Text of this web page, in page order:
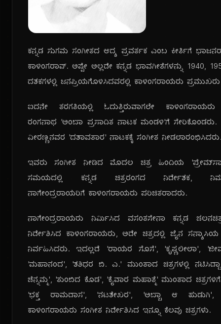
ಕನ್ನಡ ಸುಗಮ ಸಂಗೀತದ ಆದ್ಯ ಪ್ರವರ್ತಕ ಎಂಬ ಕೀರ್ತಿಗೆ
ಕಾಳಿಂಗರಾವ್. ಅಷ್ಟೇ ಅಲ್ಲದೇ ಕನ್ನಡ ಭಾವಗೀತೆಗಳನ್ನು 1940,
ದಶಕಗಳಲ್ಲಿ ಜನಪ್ರಿಯಗೊಳಿಸಿದವರಲ್ಲಿ ಕಾಳಿಂಗರಾಯರು
ಐದನೇ ತರಗತಿಯಲ್ಲಿ ಓದುತ್ತಿರುವಾಗಲೇ
ರಂಗನಾಥ 'ಅಂಬಾ ಪ್ರಸಾದಿತ ನಾಟಕ ಮಂಡಳಿ'ಗೆ ಸೇರಿಕೊಂಡರು.
ವೀರಣ್ಣನವರ 'ದಶಾವತಾರ' ನಾಟಕಕ್ಕೆ ಸಂಗೀತ
ಇವರು ಸಂಗೀತ ನೀಡಿದ ಮೊದಲ ಚಿತ್ರ ಹಿಂದಿಯ
ಸಮಯದಲ್ಲಿ ಕನ್ನಡ ಚಿತ್ರರಂಗದ ನಿರ್ದೇಶಕ,
ನಾಗೇಂದ್ರರಾಯರಿಗೆ ಕಾಳಿಂಗರಾಯರು ಪರಿಚಿತರಾದರು.
ನಾಗೇಂದ್ರರಾಯರು ನಿರ್ಮಿಸಿದ ವಸಂತಸೇನಾ ಕನ್ನಡ
ನಿರ್ದೇಶಿಸಿದ ಕಾಳಿಂಗರಾಯರು, ಅದೇ ಚಿತ್ರದಲ್ಲಿ ಜೈನ ಸನ್ಯಾಸಿಯ
ನಿರ್ವಹಿಸಿದರು. ಇದಲ್ಲದೆ 'ರಾಯರ ಸೊಸೆ', 'ಕೃಷ್ಣಲೀಲಾ',
'ಮಹಾನಂದ', 'ಶಶಿಧರ ಬಿ. ಎ.' ಮುಂತಾದ ಚಿತ್ರಗಳಲ್ಲಿ
ಚೆನ್ನಮ್ಮ', 'ತುಂಬಿದ ಕೊಡ', 'ಕೈವಾರ ಮಹಾತ್ಮೆ' ಮುಂತಾದ
'ಭಕ್ತ ರಾಮದಾಸ', 'ನಟಶೇಖರ', 'ಅಬ್ಬಾ ಆ ಹುಡುಗಿ',
ಕಾಳಿಂಗರಾಯರು ಸಂಗೀತ ನಿರ್ದೇಶಿಸಿದ ಇನ್ನೂ ಕೆಲವು ಚಿತ್ರಗಳು.